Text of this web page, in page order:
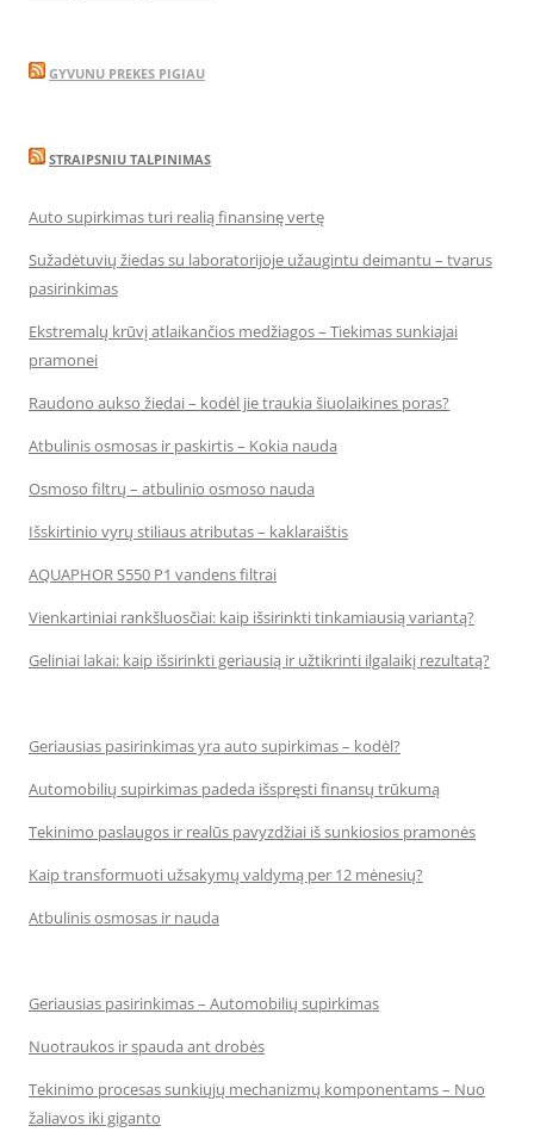
GYVUNU PREKES PIGIAU
STRAIPSNIU TALPINIMAS
Auto supirkimas turi realią finansinę vertę
Sužadėtuvių žiedas su laboratorijoje užaugintu deimantu – tvarus
pasirinkimas
Ekstremalų krūvį atlaikančios medžiagos – Tiekimas sunkiajai
pramonei
Raudono aukso žiedai – kodėl jie traukia šiuolaikines poras?
Atbulinis osmosas ir paskirtis – Kokia nauda
Osmoso filtrų – atbulinio osmoso nauda
Išskirtinio vyrų stiliaus atributas – kaklaraištis
AQUAPHOR S550 P1 vandens filtrai
Vienkartiniai rankšluosčiai: kaip išsirinkti tinkamiausią variantą?
Geliniai lakai: kaip išsirinkti geriausią ir užtikrinti ilgalaikį rezultatą?
Geriausias pasirinkimas yra auto supirkimas – kodėl?
Automobilių supirkimas padeda išspręsti finansų trūkumą
Tekinimo paslaugos ir realūs pavyzdžiai iš sunkiosios pramonės
Kaip transformuoti užsakymų valdymą per 12 mėnesių?
Atbulinis osmosas ir nauda
Geriausias pasirinkimas – Automobilių supirkimas
Nuotraukos ir spauda ant drobės
Tekinimo procesas sunkiųjų mechanizmų komponentams – Nuo
žaliavos iki giganto